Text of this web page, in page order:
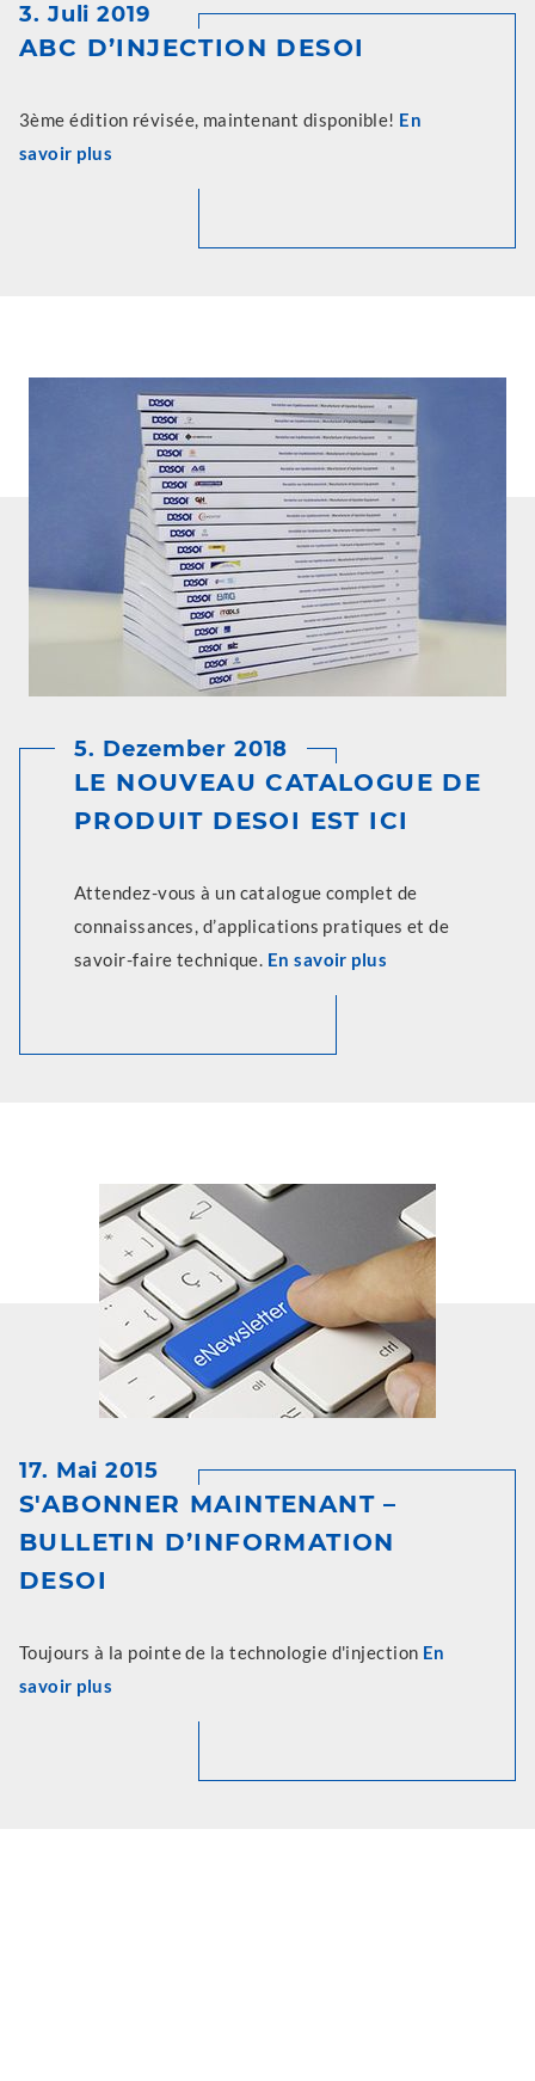
3. Juli 2019
ABC D’INJECTION DESOI
3ème édition révisée, maintenant disponible! En
savoir plus
5. Dezember 2018
LE NOUVEAU CATALOGUE DE
PRODUIT DESOI EST ICI
Attendez-vous à un catalogue complet de
connaissances, d’applications pratiques et de
savoir-faire technique. En savoir plus
17. Mai 2015
S'ABONNER MAINTENANT –
BULLETIN D’INFORMATION
DESOI
Toujours à la pointe de la technologie d'injection En
savoir plus